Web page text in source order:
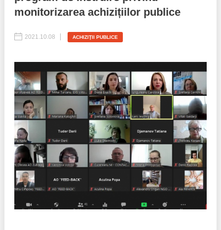
Inițiative în derulare
Manual de proceduri
Note & poziții​
Organigrama IDIS
Anunțuri
Consiliul consulativ internațional IDIS
Politici regionale
Bunele practici
Laborator sociometric
Transparența guvernării locale
People Watch
Proces democratic
Agenda Națională de Business
Puterea hibridă
monitorizarea achizițiilor publice
2021.10.08 ACHIZIŢII PUBLICE